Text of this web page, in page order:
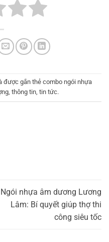
được gắn thẻ combo ngói nhựa
, thông tin, tin tức.
Ngói nhựa âm dương Lương
Lâm: Bí quyết giúp thợ thi
công siêu tốc